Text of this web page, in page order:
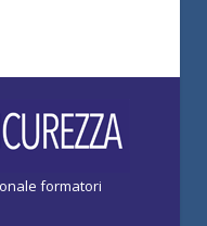
formatori